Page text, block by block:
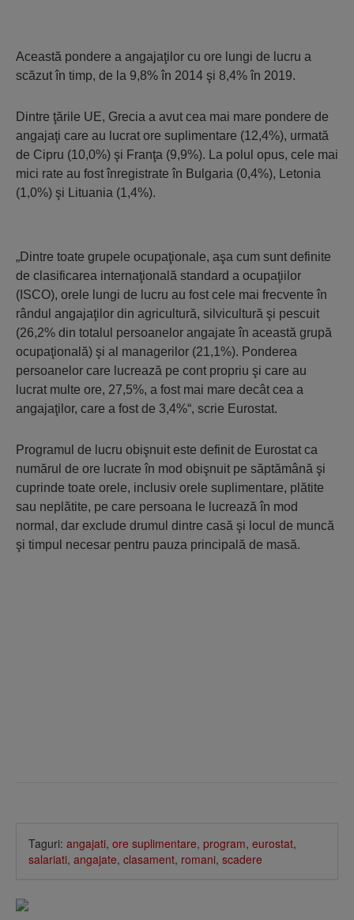
Această pondere a angajaţilor cu ore lungi de lucru a
scăzut în timp, de la 9,8% în 2014 şi 8,4% în 2019.
Dintre ţările UE, Grecia a avut cea mai mare pondere de
angajaţi care au lucrat ore suplimentare (12,4%), urmată
de Cipru (10,0%) şi Franţa (9,9%). La polul opus, cele mai
mici rate au fost înregistrate în Bulgaria (0,4%), Letonia
(1,0%) şi Lituania (1,4%).
„Dintre toate grupele ocupaţionale, aşa cum sunt definite
de clasificarea internaţională standard a ocupaţiilor
(ISCO), orele lungi de lucru au fost cele mai frecvente în
rândul angajaţilor din agricultură, silvicultură şi pescuit
(26,2% din totalul persoanelor angajate în această grupă
ocupaţională) şi al managerilor (21,1%). Ponderea
persoanelor care lucrează pe cont propriu şi care au
lucrat multe ore, 27,5%, a fost mai mare decât cea a
angajaţilor, care a fost de 3,4%“, scrie Eurostat.
Programul de lucru obişnuit este definit de Eurostat ca
numărul de ore lucrate în mod obişnuit pe săptămână şi
cuprinde toate orele, inclusiv orele suplimentare, plătite
sau neplătite, pe care persoana le lucrează în mod
normal, dar exclude drumul dintre casă şi locul de muncă
şi timpul necesar pentru pauza principală de masă.
Taguri: angajati, ore suplimentare, program, eurostat,
salariati, angajate, clasament, romani, scadere